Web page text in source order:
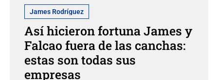
James Rodríguez
Así hicieron fortuna James y
Falcao fuera de las canchas:
estas son todas sus
empresas